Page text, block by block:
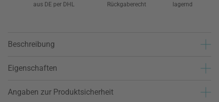
aus DE per DHL
Rückgaberecht
lagernd
Beschreibung
Eigenschaften
Angaben zur Produktsicherheit